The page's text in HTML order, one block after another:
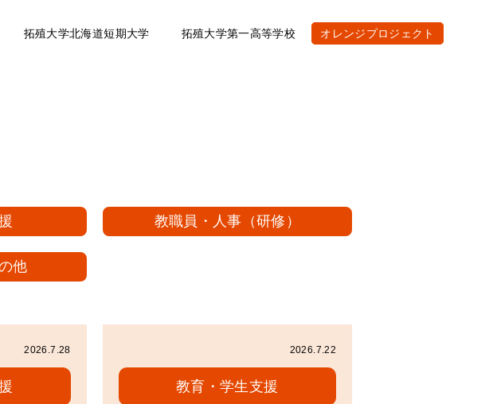
拓殖大学北海道短期大学 拓殖大学第一高等学校 オレンジプロジェクト
教職員・人事（研修）
他
2026.7.28 2026.7.22
教育・学生支援